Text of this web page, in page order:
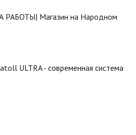
Магазин на Народном
ULTRA - современная система